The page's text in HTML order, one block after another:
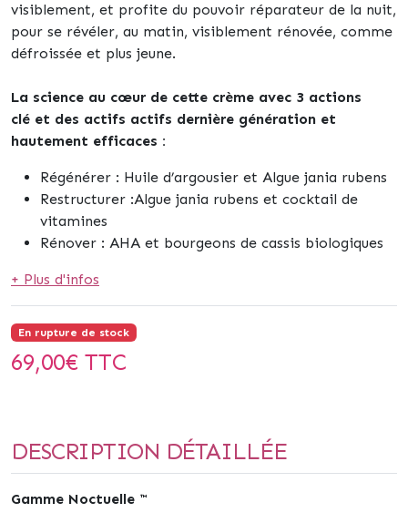
visiblement, et profite du pouvoir réparateur de la nuit,
pour se révéler, au matin, visiblement rénovée, comme
défroissée et plus jeune.
La science au cœur de cette crème avec 3 actions
clé et des actifs actifs dernière génération et
hautement efficaces :
Régénérer : Huile d’argousier et Algue jania rubens
Restructurer :Algue jania rubens et cocktail de
vitamines
Rénover : AHA et bourgeons de cassis biologiques
+ Plus d'infos
En rupture de stock
69,00€ TTC
DESCRIPTION DÉTAILLÉE
Gamme Noctuelle ™